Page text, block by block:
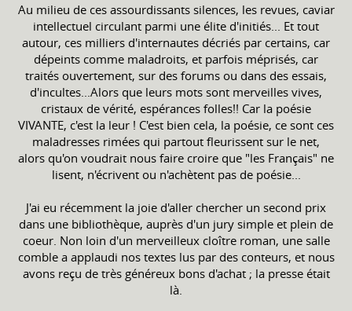
Au milieu de ces assourdissants silences, les revues, caviar
intellectuel circulant parmi une élite d'initiés... Et tout
autour, ces milliers d'internautes décriés par certains, car
dépeints comme maladroits, et parfois méprisés, car
traités ouvertement, sur des forums ou dans des essais,
d'incultes...Alors que leurs mots sont merveilles vives,
cristaux de vérité, espérances folles!! Car la poésie
VIVANTE, c'est la leur ! C'est bien cela, la poésie, ce sont ces
maladresses rimées qui partout fleurissent sur le net,
alors qu'on voudrait nous faire croire que "les Français" ne
lisent, n'écrivent ou n'achètent pas de poésie...
J'ai eu récemment la joie d'aller chercher un second prix
dans une bibliothèque, auprès d'un jury simple et plein de
coeur. Non loin d'un merveilleux cloître roman, une salle
comble a applaudi nos textes lus par des conteurs, et nous
avons reçu de très généreux bons d'achat ; la presse était
là.